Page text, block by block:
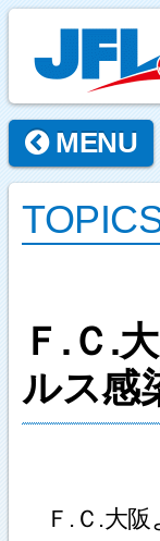
MENU
Ｆ.Ｃ.
ルス感
Ｆ.Ｃ.大阪